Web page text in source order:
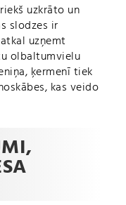
uzkrāto un
slodzes ir
uzņemt
olbaltumvielu
ķermenī tiek
kas veido